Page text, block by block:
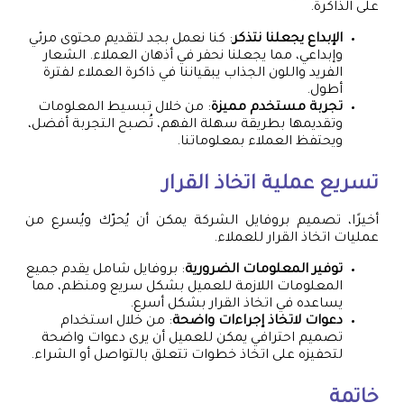
على الذاكرة.
الإبداع يجعلنا نتذكر: كنا نعمل بجد لتقديم محتوى مرئي
وإبداعي، مما يجعلنا نحفر في أذهان العملاء. الشعار
الفريد واللون الجذاب يبقياننا في ذاكرة العملاء لفترة
أطول.
تجربة مستخدم مميزة: من خلال تبسيط المعلومات
وتقديمها بطريقة سهلة الفهم، تُصبح التجربة أفضل،
ويحتفظ العملاء بمعلوماتنا.
تسريع عملية اتخاذ القرار
أخيرًا، تصميم بروفايل الشركة يمكن أن يُحرّك ويُسرع من
عمليات اتخاذ القرار للعملاء.
توفير المعلومات الضرورية: بروفايل شامل يقدم جميع
المعلومات اللازمة للعميل بشكل سريع ومنظم، مما
يساعده في اتخاذ القرار بشكل أسرع.
دعوات لاتخاذ إجراءات واضحة: من خلال استخدام
تصميم احترافي يمكن للعميل أن يرى دعوات واضحة
لتحفيزه على اتخاذ خطوات تتعلق بالتواصل أو الشراء.
خاتمة